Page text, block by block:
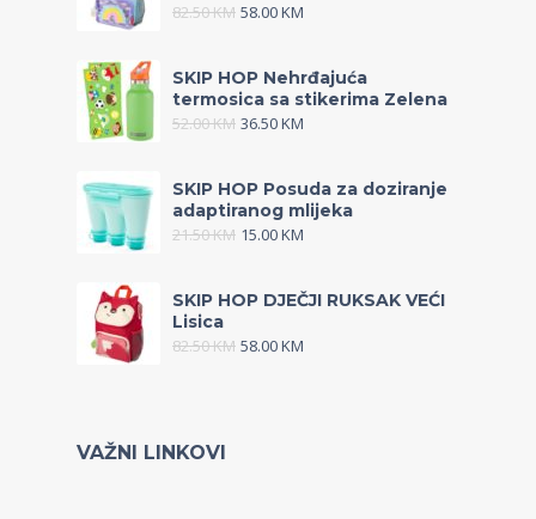
82.50KM 58.00KM
SKIP HOP Nehrđajuća
termosica sa stikerima Zelena
52.00KM 36.50KM
SKIP HOP Posuda za doziranje
adaptiranog mlijeka
21.50KM 15.00KM
SKIP HOP DJEČJI RUKSAK VEĆI
Lisica
82.50KM 58.00KM
VAŽNI LINKOVI